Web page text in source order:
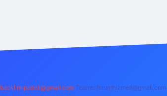
backlinkpaneli@gmail.com Teams: forumhizmeti@gmail.com